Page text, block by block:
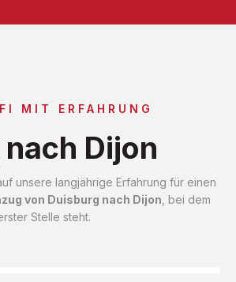
MIT ERFAHRUNG
Dijon
unsere langjährige Erfahrung für einen
von Duisburg nach Dijon , bei dem
Stelle steht.